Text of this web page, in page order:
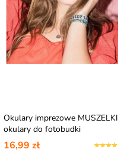
Okulary imprezowe MUSZELKI
okulary do fotobudki
16,99 zł